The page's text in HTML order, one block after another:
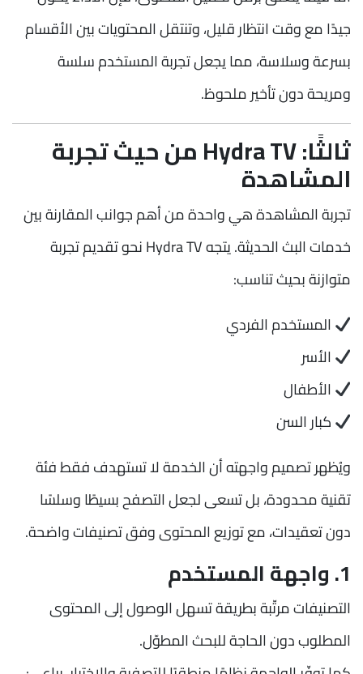
جيدًا مع وقت انتظار قليل، وتنتقل المحتويات بين الأقسام
بسرعة وسلاسة، مما يجعل تجربة المستخدم سلسة
ومريحة دون تأخير ملحوظ.
ثالثًا: Hydra TV من حيث تجربة
المشاهدة
تجربة المشاهدة هي واحدة من أهم جوانب المقارنة بين
خدمات البث الحديثة. يتجه Hydra TV نحو تقديم تجربة
متوازنة بحيث تناسب:
المستخدم الفردي
الأسر
الأطفال
كبار السن
ويُظهر تصميم واجهته أن الخدمة لا تستهدف فقط فئة
تقنية محدودة، بل تسعى لجعل التصفح بسيطًا وسلسًا
دون تعقيدات، مع توزيع المحتوى وفق تصنيفات واضحة.
1. واجهة المستخدم
التصنيفات مرتّبة بطريقة تسهل الوصول إلى المحتوى
المطلوب دون الحاجة للبحث المطوّل.